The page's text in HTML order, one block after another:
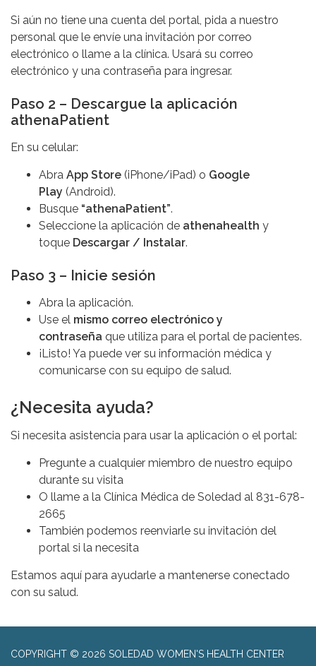
Si aún no tiene una cuenta del portal, pida a nuestro
personal que le envíe una invitación por correo
electrónico o llame a la clínica. Usará su correo
electrónico y una contraseña para ingresar.
Paso 2 – Descargue la aplicación
athenaPatient
En su celular:
Abra App Store (iPhone/iPad) o Google
Play (Android).
Busque “athenaPatient”.
Seleccione la aplicación de athenahealth y
toque Descargar / Instalar.
Paso 3 – Inicie sesión
Abra la aplicación.
Use el mismo correo electrónico y
contraseña que utiliza para el portal de pacientes.
¡Listo! Ya puede ver su información médica y
comunicarse con su equipo de salud.
¿Necesita ayuda?
Si necesita asistencia para usar la aplicación o el portal:
Pregunte a cualquier miembro de nuestro equipo
durante su visita
O llame a la Clínica Médica de Soledad al 831-678-
2665
También podemos reenviarle su invitación del
portal si la necesita
Estamos aquí para ayudarle a mantenerse conectado
con su salud.
COPYRIGHT © 2026 SOLEDAD WOMEN'S HEALTH CENTER